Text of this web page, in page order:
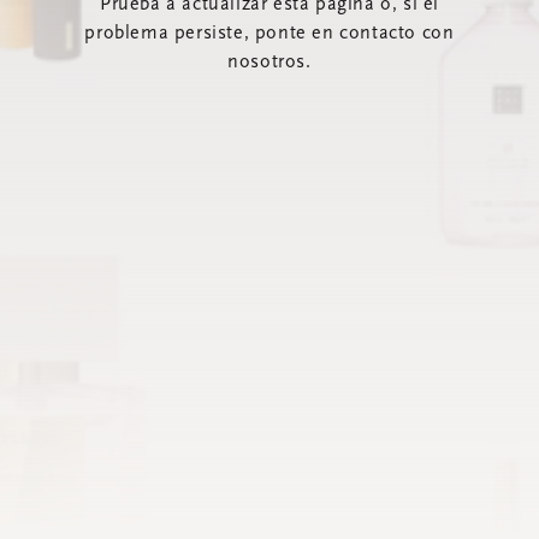
Prueba a actualizar esta página o, si el
problema persiste, ponte en contacto con
nosotros.